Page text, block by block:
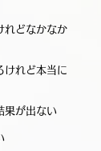
れどなかなか
れど本当に
果が出ない